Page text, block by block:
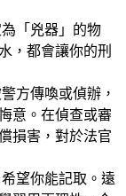
「兇器」的物
，都會讓你的刑
方傳喚或偵辦，
意。在偵查或審
損害，對於法官
望你能記取。遠